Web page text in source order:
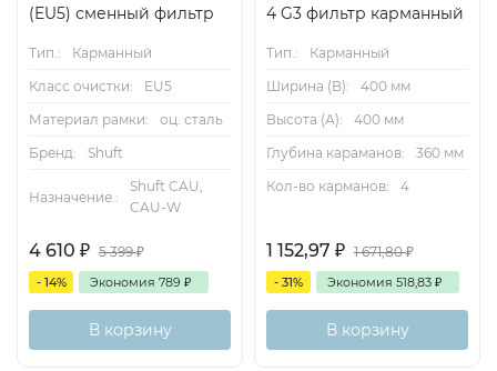
(EU5) сменный фильтр
Тип.:
Карманный
Класс очистки:
EU5
Материал рамки:
оц. сталь
Бренд:
Shuft
Назначение.:
Shuft CAU,
CAU-W
4 610 ₽ 5 399₽
- 14% Экономия 789 ₽
В корзину
4 G3 фильтр карманный
Тип.:
Карманный
Ширина (B):
400 мм
Высота (А):
400 мм
Глубина караманов:
360 мм
Кол-во карманов:
4
1 152,97 ₽ 1 671,80₽
- 31% Экономия 518,83 ₽
В корзину